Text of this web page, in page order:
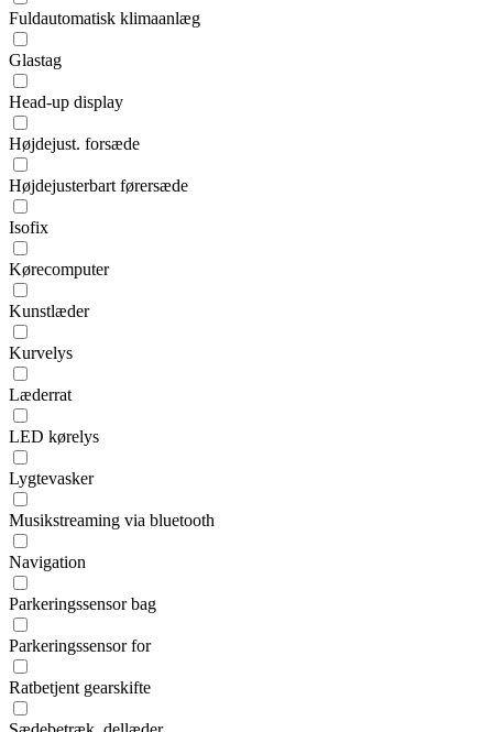
Fuldautomatisk klimaanlæg
Glastag
Head-up display
Højdejust. forsæde
Højdejusterbart førersæde
Isofix
Kørecomputer
Kunstlæder
Kurvelys
Læderrat
LED kørelys
Lygtevasker
Musikstreaming via bluetooth
Navigation
Parkeringssensor bag
Parkeringssensor for
Ratbetjent gearskifte